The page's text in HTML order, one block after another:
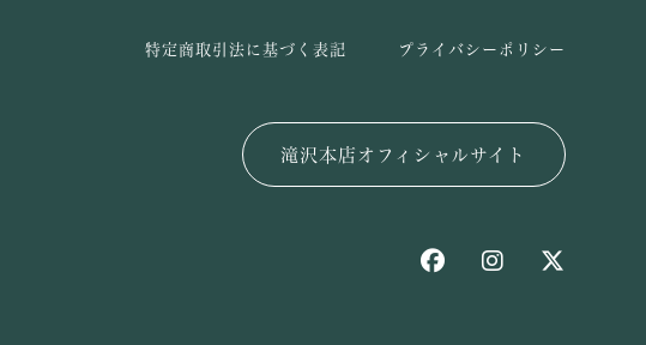
滝沢本店オフィシャルサイト
特定商取引法に基づく表記 プライバシーポリシー